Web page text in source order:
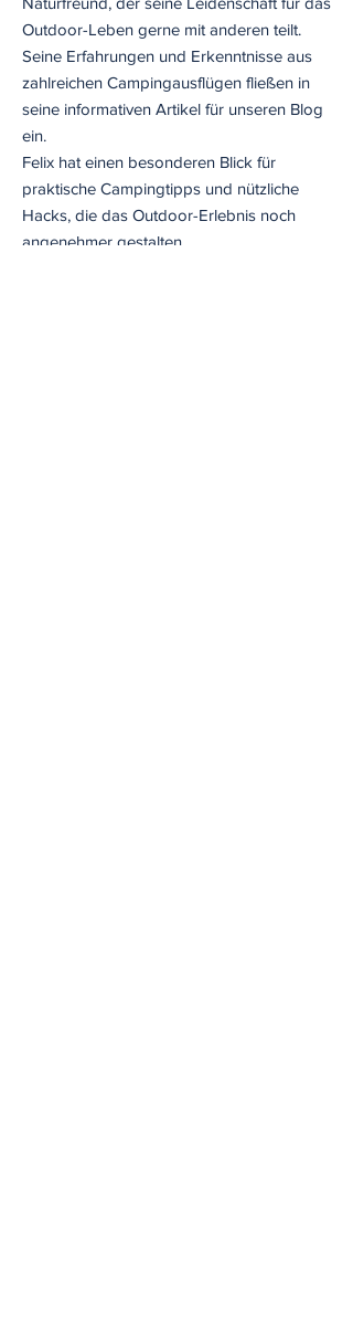
Outdoor-Leben gerne mit anderen teilt.
Seine Erfahrungen und Erkenntnisse aus
zahlreichen Campingausflügen fließen in
seine informativen Artikel für unseren Blog
ein.
Felix hat einen besonderen Blick für
praktische Campingtipps und nützliche
Hacks, die das Outdoor-Erlebnis noch
angenehmer gestalten.